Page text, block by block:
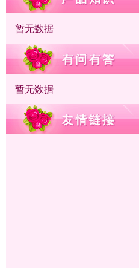
暂无数据
暂无数据